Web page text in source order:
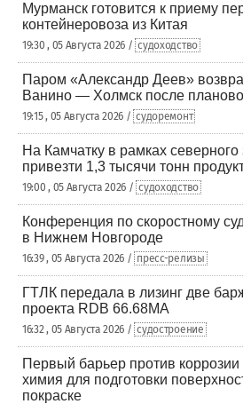
Мурманск готовится к приему
контейнеровоза из Китая
19:30 , 05 Августа 2026 / судоходство
Паром «Александр Деев»
Ванино — Холмск после
19:15 , 05 Августа 2026 / судоремонт
На Камчатку в рамках северного
привезти 1,3 тысячи тонн
19:00 , 05 Августа 2026 / судоходство
Конференция по скоростному
в Нижнем Новгороде
16:39 , 05 Августа 2026 / пресс-релизы
ГТЛК передала в лизинг две
проекта RDB 66.68МА
16:32 , 05 Августа 2026 / судостроение
Первый барьер против
химия для подготовки
покраске